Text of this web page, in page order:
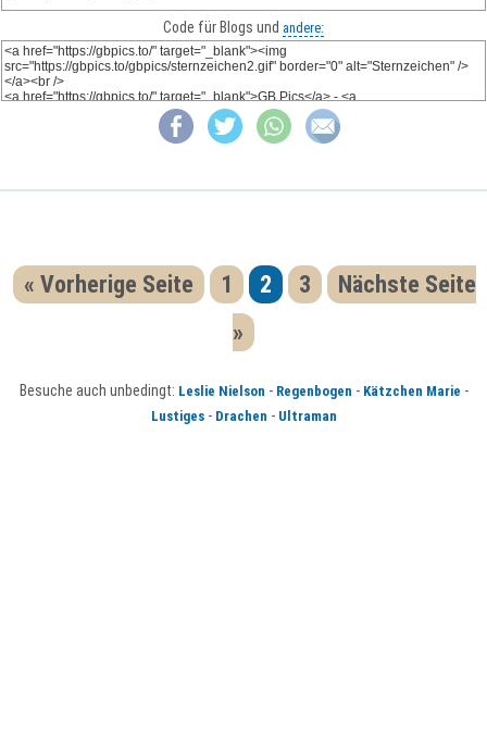
Code für Blogs und andere:
« Vorherige Seite 1 2 3
Nächste Seite
»
Besuche auch unbedingt: Leslie Nielson - Regenbogen - Kätzchen Marie -
Lustiges- Drachen - Ultraman